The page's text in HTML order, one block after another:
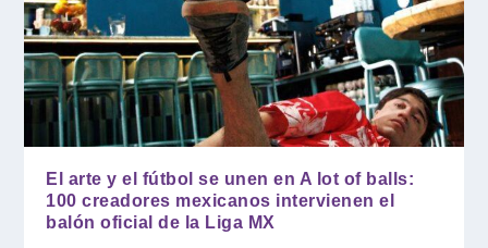
El arte y el fútbol se unen en A lot of balls:
100 creadores mexicanos intervienen el
balón oficial de la Liga MX